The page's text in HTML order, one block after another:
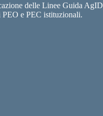
delle Linee Guida AgID
e PEC istituzionali.